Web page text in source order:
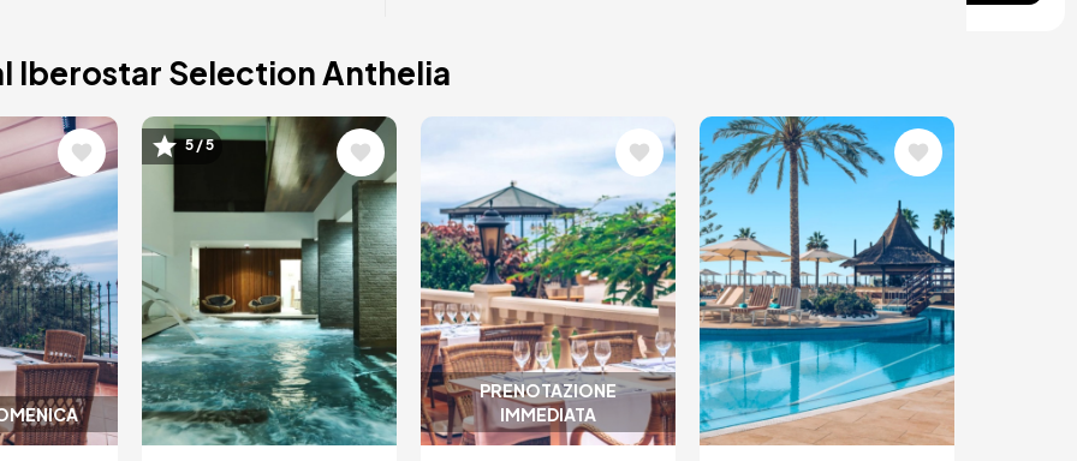
Iberostar Selection Anthelia
Immagine
5 / 5
PRENOTAZIONE
IMMEDIATA
Immagine Immagine